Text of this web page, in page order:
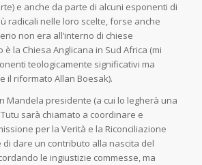
e anche da parte di alcuni esponenti di
radicali nelle loro scelte, forse anche
non era all’interno di chiese
è la Chiesa Anglicana in Sud Africa (mi
teologicamente significativi ma
il riformato Allan Boesak).
Mandela presidente (a cui lo legherà una
sarà chiamato a coordinare e
per la Verità e la Riconciliazione
di dare un contributo alla nascita del
le ingiustizie commesse, ma